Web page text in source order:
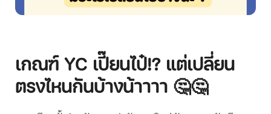
เกณฑ์ YC เปี๊ยนไป๋!? แต่เปลี่ยน
ตรงไหนกันบ้างน้าาาา 🤔🤔